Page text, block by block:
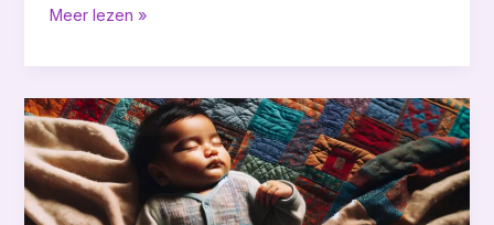
Kan
baby
te
veel
slapen?
Meer lezen »